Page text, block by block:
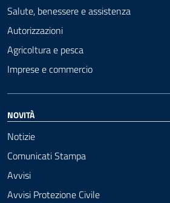
Salute, benessere e assistenza
Autorizzazioni
Agricoltura e pesca
Imprese e commercio
NOVITÀ
Notizie
Comunicati Stampa
Avvisi
Avvisi Protezione Civile